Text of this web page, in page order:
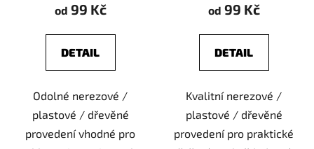
od 99 Kč
DETAIL
Odolné nerezové /
plastové / dřevěné
provedení vhodné pro
od 99 Kč
DETAIL
Kvalitní nerezové /
plastové / dřevěné
provedení pro praktické